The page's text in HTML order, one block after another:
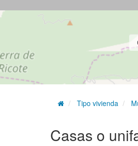
Tipo vivienda
Casas o